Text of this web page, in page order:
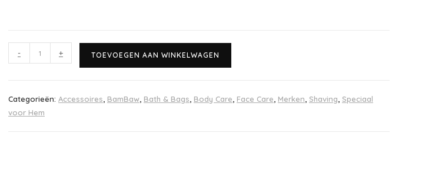
- + TOEVOEGEN AAN WINKELWAGEN
Categorieën: Accessoires BamBaw Bath & Bags Body Care Face Care Merken Shaving Speciaal
voor Hem